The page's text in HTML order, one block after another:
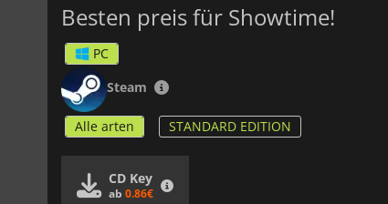
Besten preis für Showtime!
PC
Steam
Alle arten STANDARD EDITION
CD Key
ab 0.86€